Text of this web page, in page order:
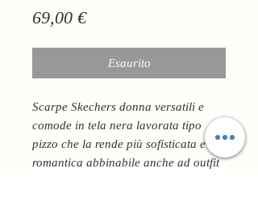
69,00 €Prezzo
Esaurito
Scarpe Skechers donna versatili e
comode in tela nera lavorata tipo
pizzo che la rende più sofisticata e
romantica abbinabile anche ad outfit